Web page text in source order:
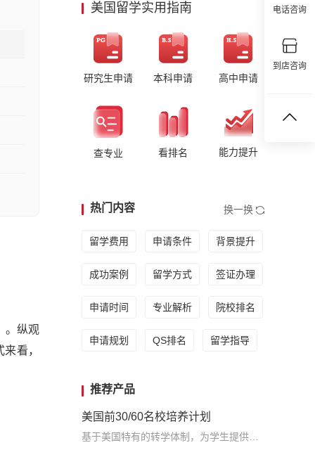
电话咨询
到店咨询
。纵观
看，
美国留学实用指南
研究生申请 本科申请 高中申请
查专业 看排名 能力提升
热门内容 换一换
留学费用 申请条件 背景提升
成功案例 留学方式 签证办理
申请时间 专业解析 院校排名
申请规划 QS排名 留学指导
推荐产品
美国前30/60名校培养计划